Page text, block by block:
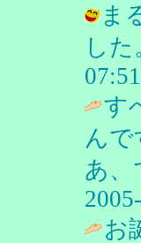
ま
し
す
ん
あ、
お